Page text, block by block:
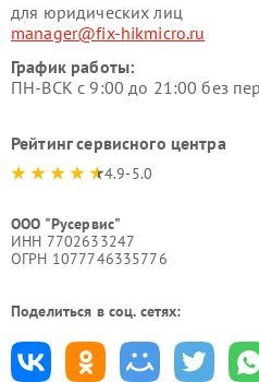
для юридических лиц
manager@fix-hikmicro.ru
График работы:
ПН-ВСК с 9:00 до 21:00 без
Рейтинг сервисного центра
4.9-5.0
ООО "Русервис"
ИНН 7702633247
ОГРН 1077746335776
Поделиться в соц. сетях: